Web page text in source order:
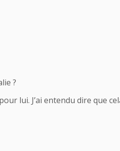
?
lui. J’ai entendu dire que